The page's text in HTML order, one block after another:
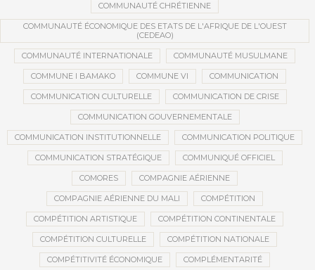
COMMUNAUTÉ CHRÉTIENNE
COMMUNAUTÉ ÉCONOMIQUE DES ETATS DE L'AFRIQUE DE L'OUEST
(CEDEAO)
COMMUNAUTÉ INTERNATIONALE COMMUNAUTÉ MUSULMANE
COMMUNE I BAMAKO COMMUNE VI COMMUNICATION
COMMUNICATION CULTURELLE COMMUNICATION DE CRISE
COMMUNICATION GOUVERNEMENTALE
COMMUNICATION INSTITUTIONNELLE COMMUNICATION POLITIQUE
COMMUNICATION STRATÉGIQUE COMMUNIQUÉ OFFICIEL
COMORES COMPAGNIE AÉRIENNE
COMPAGNIE AÉRIENNE DU MALI COMPÉTITION
COMPÉTITION ARTISTIQUE COMPÉTITION CONTINENTALE
COMPÉTITION CULTURELLE COMPÉTITION NATIONALE
COMPÉTITIVITÉ ÉCONOMIQUE COMPLÉMENTARITÉ